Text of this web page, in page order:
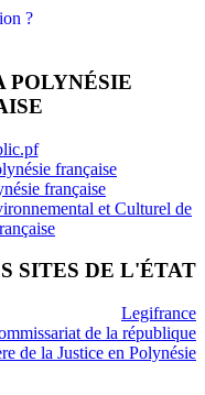
?
POLYNÉSIE
française
française
et Culturel de
SITES DE L'ÉTAT
Legifrance
de la république
de la Justice en Polynésie